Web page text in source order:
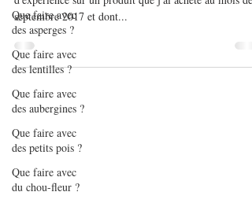
Que faire avec
des asperges ?
Que faire avec
des lentilles ?
Que faire avec
des aubergines ?
Que faire avec
des petits pois ?
Que faire avec
du chou-fleur ?
Aujourd'hui, j'ai décidé de vous faire un retour
d'expérience sur un produit que j'ai acheté au mois de
septembre 2017 et dont...